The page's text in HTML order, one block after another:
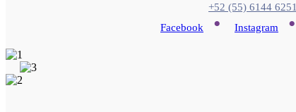
+52 (55) 6144 6251
Facebook
• Instagram •